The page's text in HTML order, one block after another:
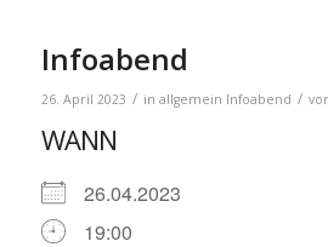
Infoabend
26. April 2023 / in allgemein Infoabend /
WANN
26.04.2023
19:00